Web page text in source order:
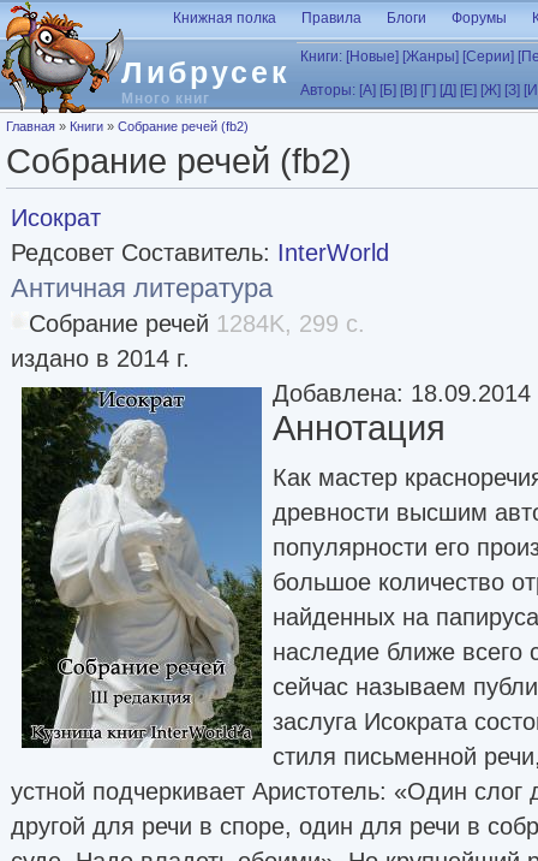
Перейти к основному содержанию
Либрусек
Много книг
Книжная полка Правила Блоги Форумы
Книги: [Новые] [Жанры] [Серии]
Авторы: [А] [Б] [В] [Г] [Д] [Е] [Ж] [З]
Вы здесь
Главная » Книги » Собрание речей (fb2)
Собрание речей (fb2)
Исократ
Редсовет Составитель: InterWorld
Античная литература
Собрание речей 1284K, 299 с.
издано в 2014 г.
Добавлена: 18.09.2014
Аннотация
Как мастер
древности высшим
популярности его
большое количество
найденных на
наследие ближе всего
сейчас называем
заслуга Исократа
стиля письменной
устной подчеркивает Аристотель: «Один
другой для речи в споре, один для речи в